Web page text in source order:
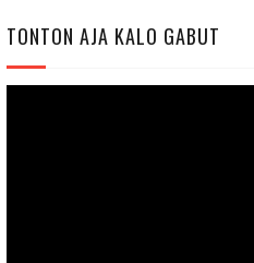
TONTON AJA KALO GABUT